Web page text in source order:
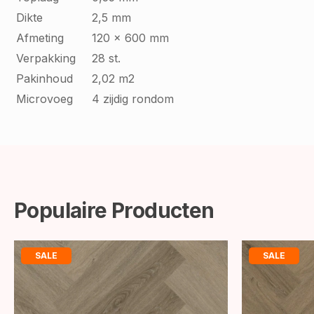
Dikte
2,5 mm
Afmeting
120 x 600 mm
Verpakking
28 st.
Pakinhoud
2,02 m2
Microvoeg
4 zijdig rondom
Populaire Producten
SALE SALE